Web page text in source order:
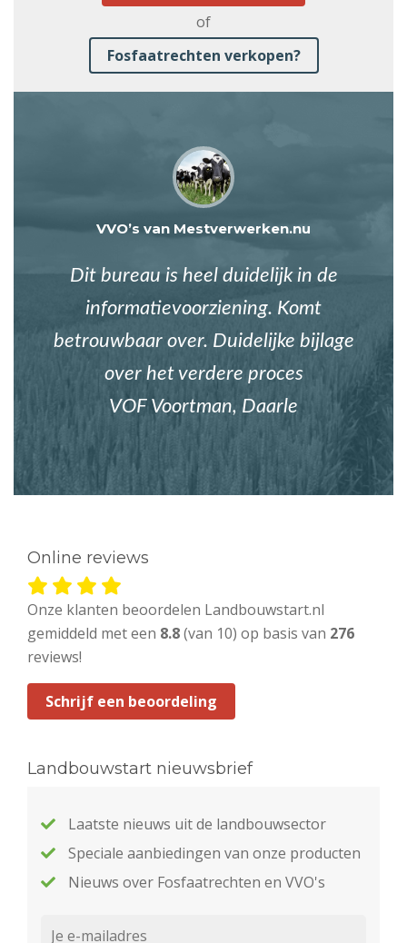
of
Fosfaatrechten verkopen?
VVO’s van Mestverwerken.nu
Dit bureau is heel duidelijk in de
informatievoorziening. Komt
betrouwbaar over. Duidelijke bijlage
over het verdere proces
VOF Voortman, Daarle
Online reviews
Onze klanten beoordelen Landbouwstart.nl
gemiddeld met een 8.8(van 10) op basis van 276
reviews!
Schrijf een beoordeling
Landbouwstart nieuwsbrief
Laatste nieuws uit de landbouwsector
Speciale aanbiedingen van onze producten
Nieuws over Fosfaatrechten en VVO's